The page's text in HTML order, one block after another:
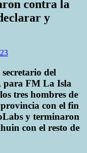
contra la
y
del
para FM La Isla
tres hombres de
con el fin
y terminaron
con el resto de